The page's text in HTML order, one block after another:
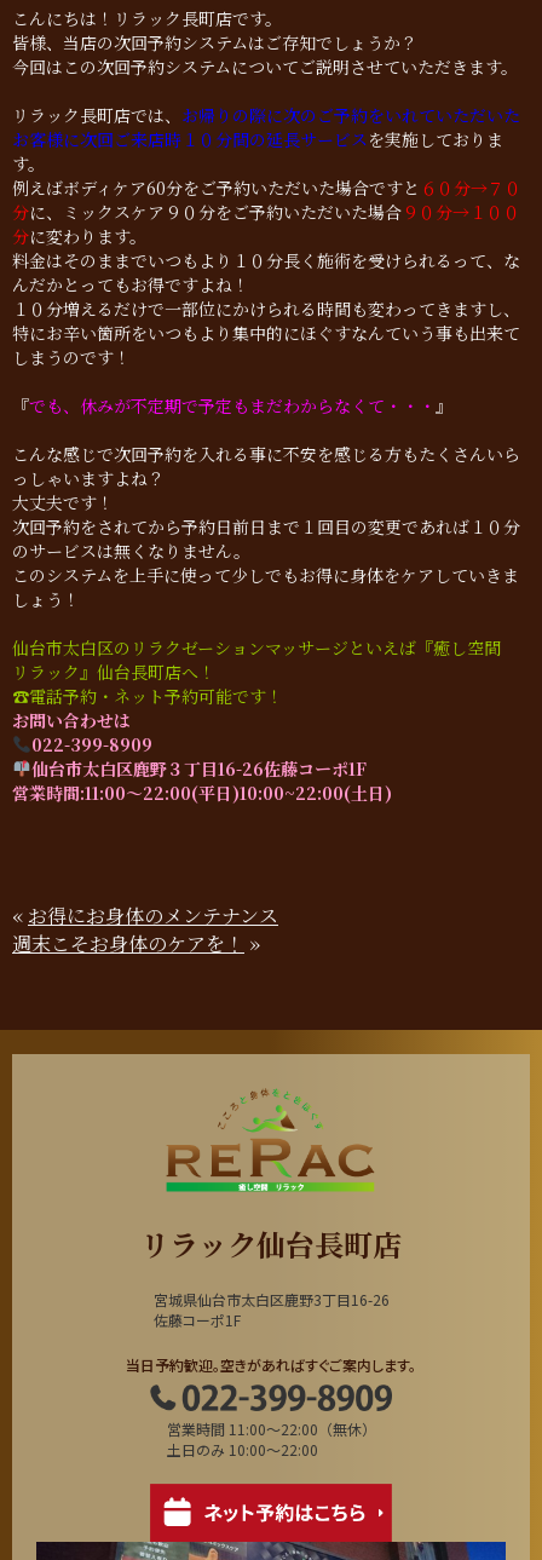
こんにちは！リラック長町店です。
皆様、当店の次回予約システムはご存知でしょうか？
今回はこの次回予約システムについてご説明させていただきます。
リラック長町店では、 お帰りの際に次のご予約をいれていただいた
お客様に次回ご来店時１０分間の延長サービスを実施しておりま
す。
例えばボディケア60分をご予約いただいた場合ですと ６０分→７０
分に、ミックスケア９０分をご予約いただいた場合９０分→１００
分に変わります。
料金はそのままでいつもより１０分長く施術を受けられるって、な
んだかとってもお得ですよね！
１０分増えるだけで一部位にかけられる時間も変わってきますし、
特にお辛い箇所をいつもより集中的にほぐすなんていう事も出来て
しまうのです！
『でも、休みが不定期で予定もまだわからなくて・・・ 』
こんな感じで次回予約を入れる事に不安を感じる方もたくさんいら
っしゃいますよね？
大丈夫です！
次回予約をされてから予約日前日まで１回目の変更であれば１０分
のサービスは無くなりません。
このシステムを上手に使って少しでもお得に身体をケアしていきま
しょう！
仙台市太白区のリラクゼーションマッサージといえば『癒し空間
リラック』仙台長町店へ！
☎︎電話予約・ネット予約可能です！
お問い合わせは
022-399-8909
仙台市太白区鹿野３丁目16-26佐藤コーポ1F
営業時間:11:00～22:00(平日)10:00~22:00(土日)
« お得にお身体のメンテナンス
週末こそお身体のケアを！ »
リラック仙台長町店
宮城県仙台市太白区鹿野3丁目16-26
佐藤コーポ1F
当日予約歓迎。空きがあればすぐご案内します。
営業時間 11:00～22:00（無休）
土日のみ 10:00～22:00